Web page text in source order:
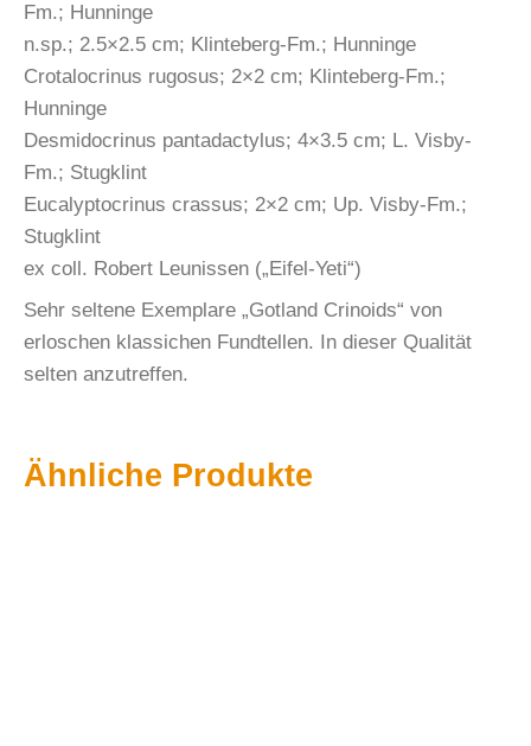
Fm.; Hunninge
n.sp.; 2.5×2.5 cm; Klinteberg-Fm.; Hunninge
Crotalocrinus rugosus; 2×2 cm; Klinteberg-Fm.;
Hunninge
Desmidocrinus pantadactylus; 4×3.5 cm; L. Visby-
Fm.; Stugklint
Eucalyptocrinus crassus; 2×2 cm; Up. Visby-Fm.;
Stugklint
ex coll. Robert Leunissen („Eifel-Yeti“)
Sehr seltene Exemplare „Gotland Crinoids“ von
erloschen klassichen Fundtellen. In dieser Qualität
selten anzutreffen.
Ähnliche Produkte